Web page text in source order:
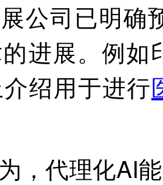
公司已明确
进展。例如
绍用于进行
，代理化AI